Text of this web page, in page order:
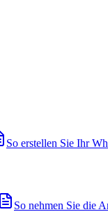
So erstellen Sie Ihr
So nehmen Sie die